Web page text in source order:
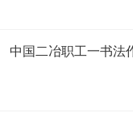
中国二冶职工一书法